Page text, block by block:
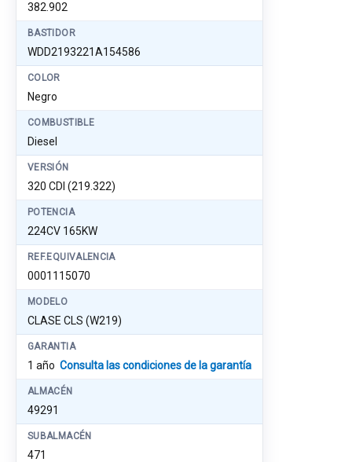
382.902
BASTIDOR
WDD2193221A154586
COLOR
Negro
COMBUSTIBLE
Diesel
VERSIÓN
320 CDI (219.322)
POTENCIA
224CV 165KW
REF.EQUIVALENCIA
0001115070
MODELO
CLASE CLS (W219)
GARANTIA
1 año Consulta las condiciones de la garantía
ALMACÉN
49291
SUBALMACÉN
471